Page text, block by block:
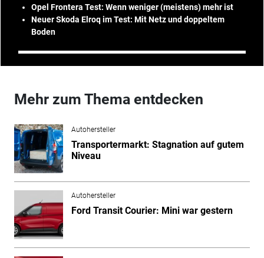
Opel Frontera Test: Wenn weniger (meistens) mehr ist
Neuer Skoda Elroq im Test: Mit Netz und doppeltem
Boden
Mehr zum Thema entdecken
Autohersteller
Transportermarkt: Stagnation auf gutem
Niveau
Autohersteller
Ford Transit Courier: Mini war gestern